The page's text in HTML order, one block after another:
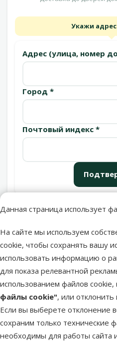
Данная страница использует
На сайте мы используем
cookie, чтобы сохранять вашу
использовать информацию о
для показа релевантной
использованием файлов cookie,
файлы cookie", или отклонить
Если вы выберете отклонение
сохраним только технические
необходимы для работы сайта
Укажи
Адрес (улица, номер
Город *
Почтовый индекс *
LATVIJAS PASTS
отделение
DPD Pickup tīkls
OMNIVA пакоматы